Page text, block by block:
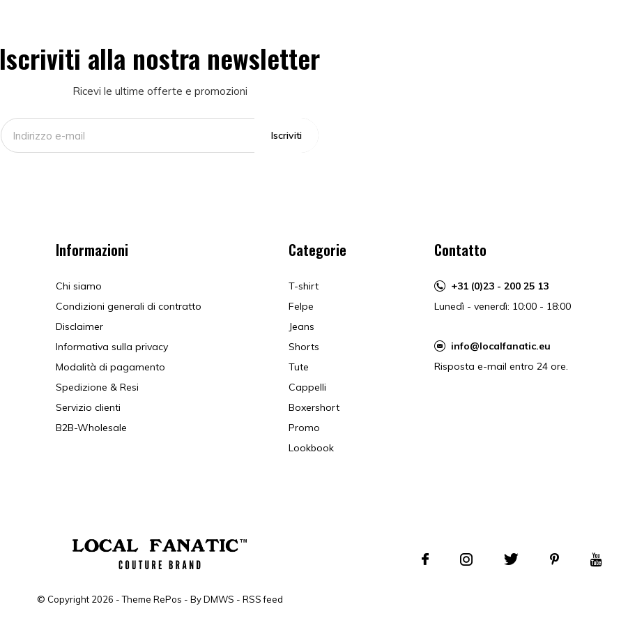
Iscriviti alla nostra newsletter
Ricevi le ultime offerte e promozioni
Iscriviti
Informazioni
Chi siamo
Condizioni generali di contratto
Disclaimer
Informativa sulla privacy
Modalità di pagamento
Spedizione & Resi
Servizio clienti
B2B-Wholesale
Categorie
T-shirt
Felpe
Jeans
Shorts
Tute
Cappelli
Boxershort
Promo
Lookbook
Contatto
+31 (0)23 - 200 25 13
Lunedì - venerdì: 10:00 - 18:00
info@localfanatic.eu
Risposta e-mail entro 24 ore.
© Copyright 2026 - Theme RePos - ByDMWS - RSS feed